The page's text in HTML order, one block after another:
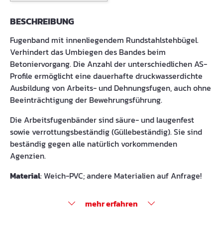
BESCHREIBUNG
Fugenband mit innenliegendem Rundstahlstehbügel.
Verhindert das Umbiegen des Bandes beim
Betoniervorgang. Die Anzahl der unterschiedlichen AS-
Profile ermöglicht eine dauerhafte druckwasserdichte
Ausbildung von Arbeits- und Dehnungsfugen, auch ohne
Beeinträchtigung der Bewehrungsführung.
Die Arbeitsfugenbänder sind säure- und laugenfest
sowie verrottungsbeständig (Güllebeständig). Sie sind
beständig gegen alle natürlich vorkommenden
Agenzien.
Material: Weich-PVC; andere Materialien auf Anfrage!
mehr erfahren